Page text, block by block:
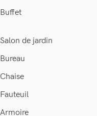
Buffet
Salon de jardin
Bureau
Chaise
Fauteuil
Armoire